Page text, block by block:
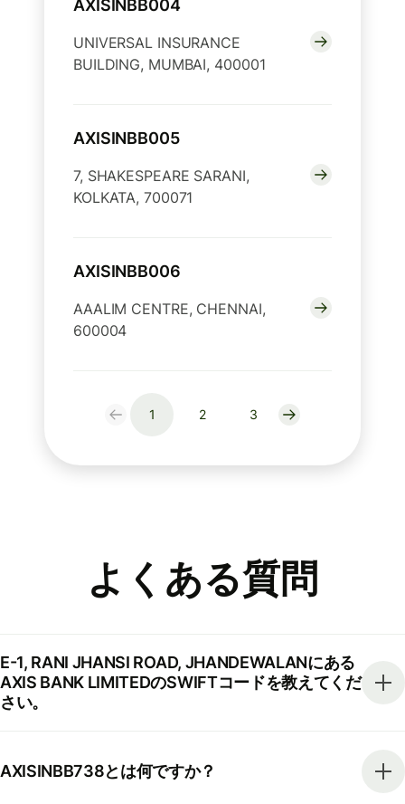
AXISINBB004
UNIVERSAL INSURANCE
BUILDING, MUMBAI, 400001
AXISINBB005
7, SHAKESPEARE SARANI,
KOLKATA, 700071
AXISINBB006
AAALIM CENTRE, CHENNAI,
600004
1 2 3
よくある質問
E-1, RANI JHANSI ROAD, JHANDEWALANにある
AXIS BANK LIMITEDのSWIFTコードを教えてくだ
さい。
AXISINBB738とは何ですか？